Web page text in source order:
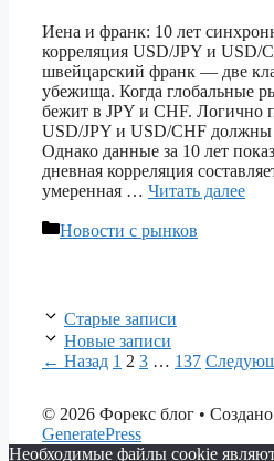
Иена и франк: 10 лет
корреляция USD/JPY и USD/
швейцарский франк — две
убежища. Когда глобальные
бежит в JPY и CHF. Логично
USD/JPY и USD/CHF должны
Однако данные за 10 лет
дневная корреляция
умеренная … Читать далее
Рубрики
Новости с рынков
Старые записи
Новые записи
← Назад Страница
1 Страница
2 Страница
3 … Страница
137
© 2026 Форекс блог •
GeneratePress
Необходимые файлы cookie